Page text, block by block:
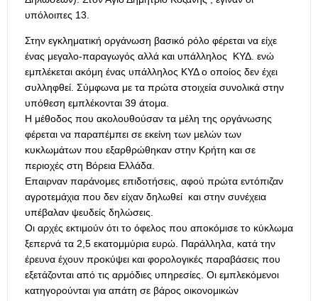
υπόλοιπες 13.
Στην εγκληματική οργάνωση βασικό ρόλο φέρεται να είχε
ένας μεγαλο-παραγωγός αλλά και υπάλληλος ΚΥΔ. ενώ
εμπλέκεται ακόμη ένας υπάλληλος ΚΥΔ ο οποίος δεν έχει
συλληφθεί. Σύμφωνα με τα πρώτα στοιχεία συνολικά στην
υπόθεση εμπλέκονται 39 άτομα.
Η μέθοδος που ακολουθούσαν τα μέλη της οργάνωσης
φέρεται να παραπέμπει σε εκείνη των μελών των
κυκλωμάτων που εξαρθρώθηκαν στην Κρήτη και σε
περιοχές στη Βόρεια Ελλάδα.
Επαιρναν παράνομες επιδοτήσεις, αφού πρώτα εντόπιζαν
αγροτεμάχια που δεν είχαν δηλωθεί και στην συνέχεια
υπέβαλαν ψευδείς δηλώσεις.
Οι αρχές εκτιμούν ότι το όφελος που αποκόμισε το κύκλωμα
ξεπερνά τα 2,5 εκατομμύρια ευρώ. Παράλληλα, κατά την
έρευνα έχουν προκύψει και φορολογικές παραβάσεις που
εξετάζονται από τις αρμόδιες υπηρεσίες. Οι εμπλεκόμενοι
κατηγορούνται για απάτη σε βάρος οικονομικών